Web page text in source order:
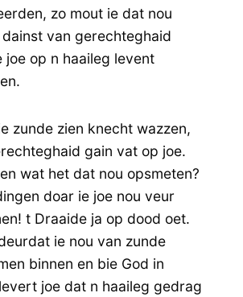
zo mout ie dat nou
dainst van gerechteghaid
joe op n haaileg levent
zunde zien knecht wazzen,
gain vat op joe.
wat het dat nou opsmeten?
doar ie joe nou veur
t Draaide ja op dood oet.
ie nou van zunde
binnen en bie God in
joe dat n haaileg gedrag